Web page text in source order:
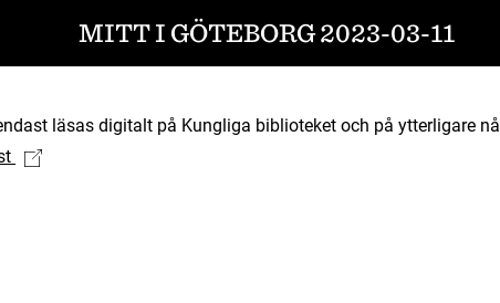
MITT I GÖTEBORG 2023-03-11
läsas digitalt på Kungliga biblioteket och på ytterligare